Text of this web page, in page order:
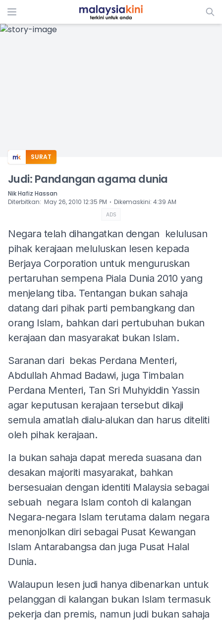
ADS
SURAT
Judi: Pandangan agama dunia
Nik Hafiz Hassan
Diterbitkan: May 26, 2010 12:35 PM ⋅ Dikemaskini: 4:39 AM
ADS
Negara telah dihangatkan dengan kelulusan
pihak kerajaan meluluskan lesen kepada
Berjaya Corporation untuk menguruskan
pertaruhan sempena Piala Dunia 2010 yang
menjelang tiba. Tentangan bukan sahaja
datang dari pihak parti pembangkang dan
orang Islam, bahkan dari pertubuhan bukan
kerajaan dan masyarakat bukan Islam.
Saranan dari bekas Perdana Menteri,
Abdullah Ahmad Badawi, juga Timbalan
Perdana Menteri, Tan Sri Muhyiddin Yassin
agar keputusan kerajaan tersebut dikaji
semula amatlah dialu-alukan dan harus diteliti
oleh pihak kerajaan.
Ia bukan sahaja dapat mereda suasana dan
desakan majoriti masyarakat, bahkan
bersesuaian dengan identiti Malaysia sebagai
sebuah negara Islam contoh di kalangan
Negara-negara Islam terutama dalam negara
menonjolkan diri sebagai Pusat Kewangan
Islam Antarabangsa dan juga Pusat Halal
Dunia.
Walaupun lesen judi hanya dibenarkan untuk
pelanggan di kalangan bukan Islam termasuk
pekerja dan premis, namun judi bukan sahaja